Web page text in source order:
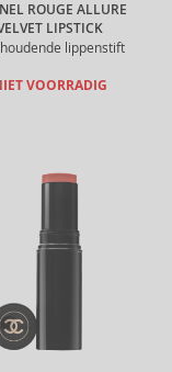
ROUGE ALLURE
LIPSTICK
lippenstift
VOORRADIG